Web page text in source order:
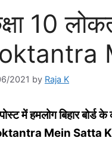
10
2021 by Raja K
में हमलोग बिहार बोर्ड
Mein Satta